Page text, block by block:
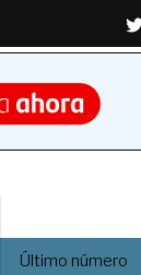
Último número